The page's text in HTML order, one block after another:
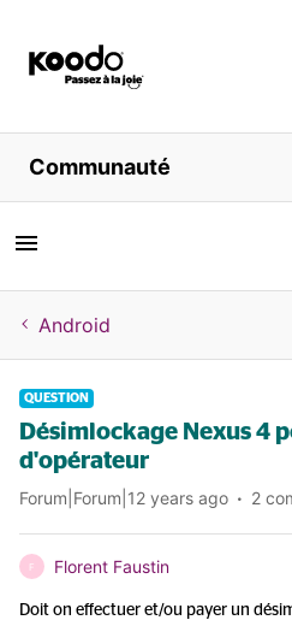
Magasiner
Libre service
Aide
Communauté
Android
QUESTION
Désimlockage Nexus 4
d'opérateur
Forum|Forum|12 years ago 2
F Florent Faustin
Doit on effectuer et/ou payer un